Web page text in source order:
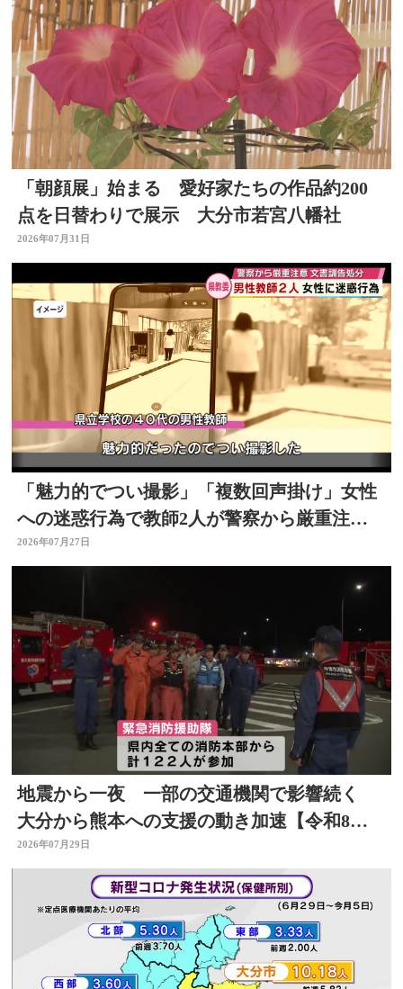
「朝顔展」始まる 愛好家たちの作品約200
点を日替わりで展示 大分市若宮八幡社
2026年07月31日
「魅力的でつい撮影」「複数回声掛け」女性
への迷惑行為で教師2人が警察から厳重注
意 文書訓告に 大分
2026年07月27日
地震から一夜 一部の交通機関で影響続く
大分から熊本への支援の動き加速【令和8年
熊本地震】
2026年07月29日